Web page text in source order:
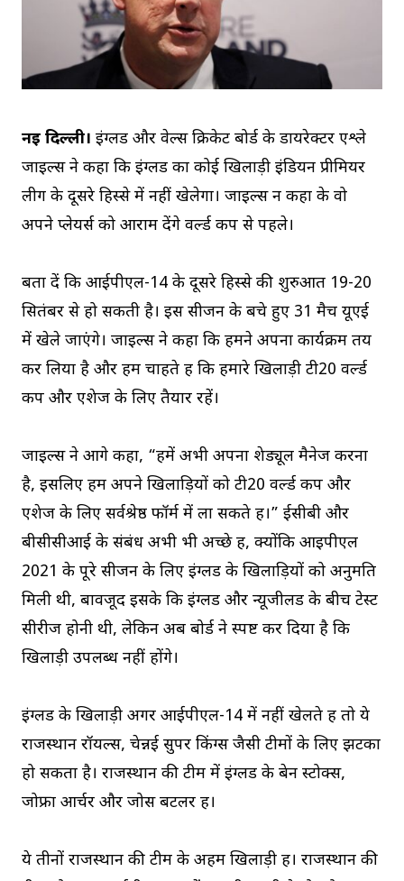
नई दिल्ली। इंग्लैंड और वेल्स क्रिकेट बोर्ड के डायरेक्टर एश्ले
जाइल्स ने कहा कि इंग्लैंड का कोई खिलाड़ी इंडियन प्रीमियर
लीग के दूसरे हिस्से में नहीं खेलेगा। जाइल्स न कहा के वो
अपने प्लेयर्स को आराम देंगे वर्ल्ड कप से पहले।
बता दें कि आईपीएल-14 के दूसरे हिस्से की शुरुआत 19-20
सितंबर से हो सकती है। इस सीजन के बचे हुए 31 मैच यूएई
में खेले जाएंगे। जाइल्स ने कहा कि हमने अपना कार्यक्रम तय
कर लिया है और हम चाहते हैं कि हमारे खिलाड़ी टी20 वर्ल्ड
कप और एशेज के लिए तैयार रहें।
जाइल्स ने आगे कहा, “हमें अभी अपना शेड्यूल मैनेज करना
है, इसलिए हम अपने खिलाड़ियों को टी20 वर्ल्ड कप और
एशेज के लिए सर्वश्रेष्ठ फॉर्म में ला सकते हैं।” ईसीबी और
बीसीसीआई के संबंध अभी भी अच्छे हैं, क्योंकि आइपीएल
2021 के पूरे सीजन के लिए इंग्लैंड के खिलाड़ियों को अनुमति
मिली थी, बावजूद इसके कि इंग्लैंड और न्यूजीलैंड के बीच टेस्ट
सीरीज होनी थी, लेकिन अब बोर्ड ने स्पष्ट कर दिया है कि
खिलाड़ी उपलब्ध नहीं होंगे।
इंग्लैंड के खिलाड़ी अगर आईपीएल-14 में नहीं खेलते हैं तो ये
राजस्थान रॉयल्स, चेन्नई सुपर किंग्स जैसी टीमों के लिए झटका
हो सकता है। राजस्थान की टीम में इंग्लैंड के बेन स्टोक्स,
जोफ्रा आर्चर और जोस बटलर हैं।
ये तीनों राजस्थान की टीम के अहम खिलाड़ी हैं। राजस्थान की